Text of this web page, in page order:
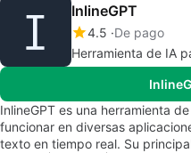
InlineGPT
4.5 De pago
Herramienta de IA
InlineGPT es una herramienta
funcionar en diversas
texto en tiempo real. Su